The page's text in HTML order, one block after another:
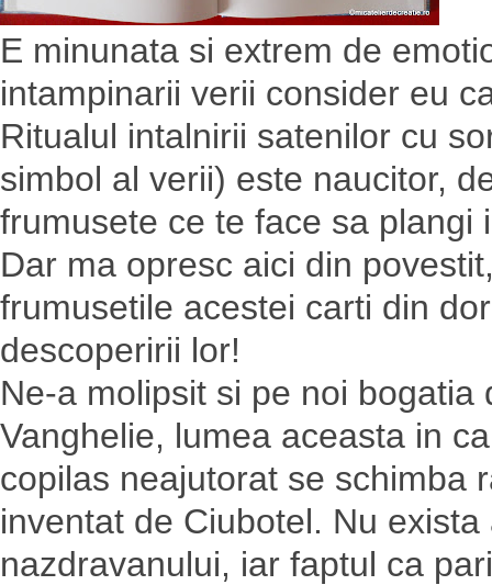
E minunata si extrem de
intampinarii verii consider eu
Ritualul intalnirii satenilor cu
simbol al verii) este naucitor,
frumusete ce te face sa plangi
Dar ma opresc aici din
frumusetile acestei carti din
descoperirii lor!
Ne-a molipsit si pe noi
Vanghelie, lumea aceasta in
copilas neajutorat se schimba
inventat de Ciubotel. Nu
nazdravanului, iar faptul ca